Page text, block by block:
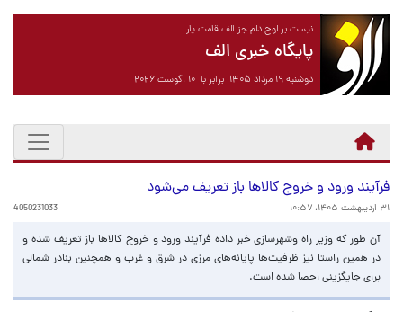
نیست بر لوح دلم جز الف قامت یار
پایگاه خبری الف
دوشنبه ۱۹ مرداد ۱۴۰۵ برابر با ۱۰ آگوست ۲۰۲۶
فرآیند ورود و خروج کالاها باز تعریف می‌شود
۳۱ اردیبهشت ۱۴۰۵، ۱۰:۵۷ 4050231033
آن طور که وزیر راه وشهرسازی خبر داده فرآیند ورود و خروج کالاها باز تعریف شده و
در همین راستا نیز ظرفیت‌ها پایانه‌های مرزی در شرق و غرب و همچنین بنادر شمالی
برای جایگزینی احصا شده است.